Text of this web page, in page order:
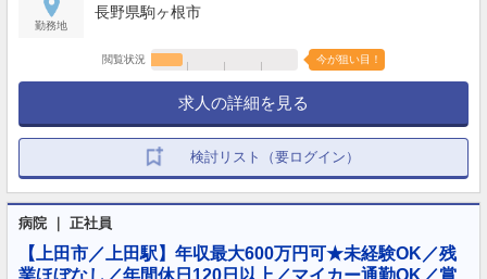
勤務地
長野県駒ヶ根市
閲覧状況 今が狙い目！
求人の詳細を見る
検討リスト（要ログイン）
病院 ｜ 正社員
【上田市／上田駅】年収最大600万円可★未経験OK／残
業ほぼなし／年間休日120日以上／マイカー通勤OK／賞